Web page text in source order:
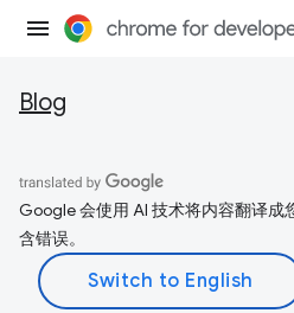
Blog
Google 会使用 AI 技术将内容翻译成
含错误。